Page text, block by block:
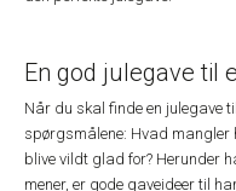
En god julegave til
Når du skal finde en julegave
spørgsmålene: Hvad mangler
blive vildt glad for? Herunder
mener, er gode gaveideer til